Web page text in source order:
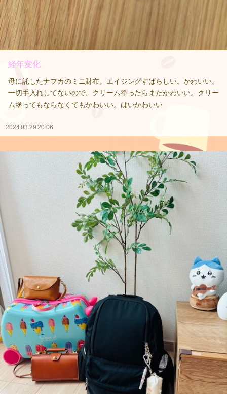
経年変化
母に託したナフカのミニ財布。エイジングすばらしい。かわいい。
一切手入れしてないので、クリーム塗ったらまたかわいい。クリー
ム塗ってもならなくてもかわいい。はいかわいい
2024.03.29 20:06